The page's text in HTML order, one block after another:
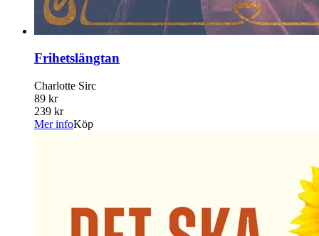
Frihetslängtan
Charlotte Sirc
89 kr
239 kr
Mer infoKöp